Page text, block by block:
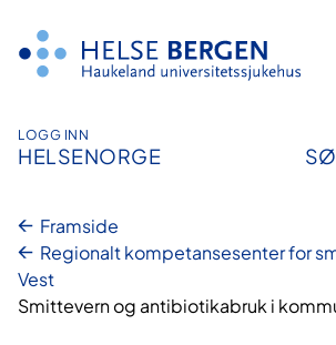
innhald
LOGG INN
HELSENORGE
Framside
Regionalt kompetansesenter for
Vest
Smittevern og antibiotikabruk i